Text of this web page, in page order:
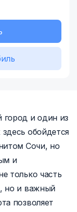
город и один из
обойдется
Сочи, но
и
только часть
но и важный
позволяет